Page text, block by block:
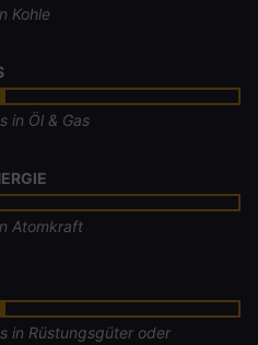
Kohle
in Öl & Gas
Atomkraft
in Rüstungsgüter oder